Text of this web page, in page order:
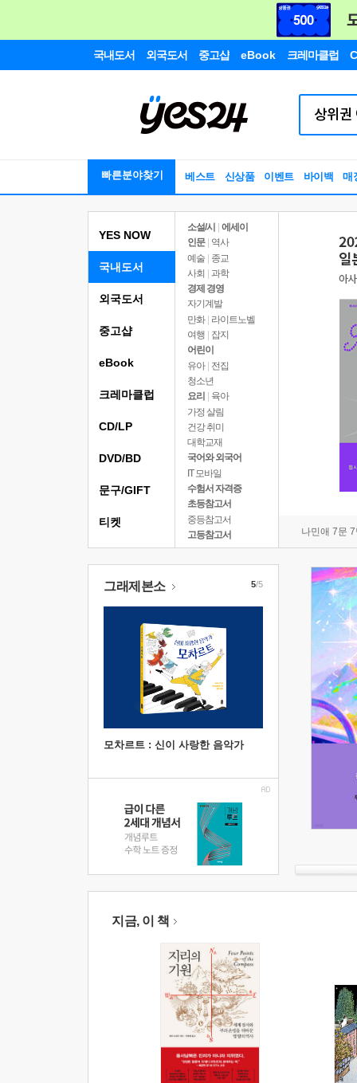
국내도서 외국도서 중고샵 eBook 크레마클럽
빠른분야찾기 베스트 신상품 이벤트 바이백 매
YES NOW
국내도서
소설/시
에세이
인문
역사
예술 | 종교
사회 | 과학
경제 경영
자기계발
만화 | 라이트노벨
여행
잡지
어린이
유아 | 전집
청소년
요리
육아
가정 살림
건강 취미
대학교재
국어와 외국어
IT 모바일
수험서 자격증
초등참고서
중등참고서
고등참고서
나민애 7문
외국도서
중고샵
eBook
크레마클럽
CD/LP
DVD/BD
문구/GIFT
티켓
그래제본소
모차르트 : 신이 사랑한 음악가
5/5
지금, 이 책